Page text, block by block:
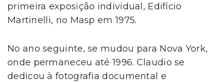
primeira exposição individual, Edifício
Martinelli, no Masp em 1975.
No ano seguinte, se mudou para Nova York,
onde permaneceu até 1996. Claudio se
dedicou à fotografia documental e